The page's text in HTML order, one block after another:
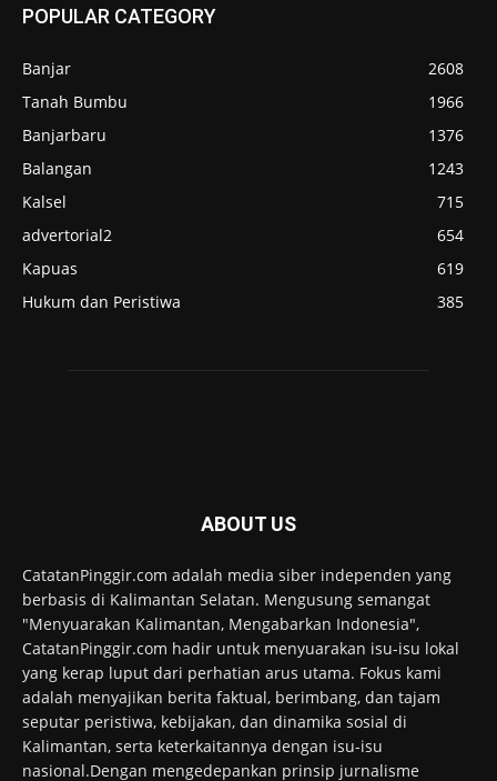
POPULAR CATEGORY
Banjar
2608
Tanah Bumbu
1966
Banjarbaru
1376
Balangan
1243
Kalsel
715
advertorial2
654
Kapuas
619
Hukum dan Peristiwa
385
ABOUT US
CatatanPinggir.com adalah media siber independen yang
berbasis di Kalimantan Selatan. Mengusung semangat
"Menyuarakan Kalimantan, Mengabarkan Indonesia",
CatatanPinggir.com hadir untuk menyuarakan isu-isu lokal
yang kerap luput dari perhatian arus utama. Fokus kami
adalah menyajikan berita faktual, berimbang, dan tajam
seputar peristiwa, kebijakan, dan dinamika sosial di
Kalimantan, serta keterkaitannya dengan isu-isu
nasional.Dengan mengedepankan prinsip jurnalisme